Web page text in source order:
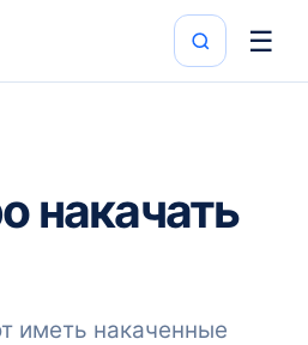
☰
накачать
иметь накаченные